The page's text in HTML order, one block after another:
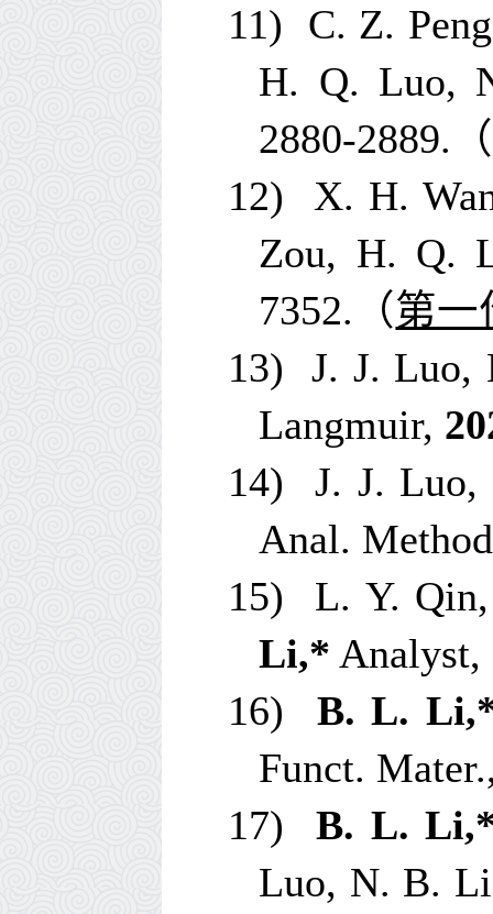
11)
C. Z.
H. Q. Luo,
2880-2889. （
12)
X. H.
Zou, H. Q.
7352. （第一
13)
J. J.
Langmuir,
14)
J. J.
Anal.
15)
L. Y.
Li,* Analyst,
16)
B. L.
Funct.
17)
B. L.
Luo, N. B.